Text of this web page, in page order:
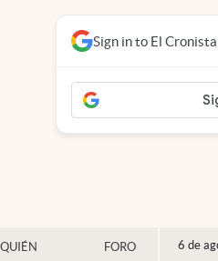
FORO 6 de
Sign in to El